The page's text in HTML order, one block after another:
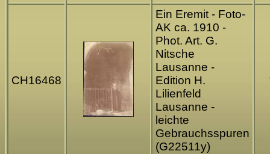
CH16468
Ein Eremit - Foto-
AK ca. 1910 -
Phot. Art. G.
Nitsche
Lausanne -
Edition H.
Lilienfeld
Lausanne -
leichte
Gebrauchsspuren
(G22511y)